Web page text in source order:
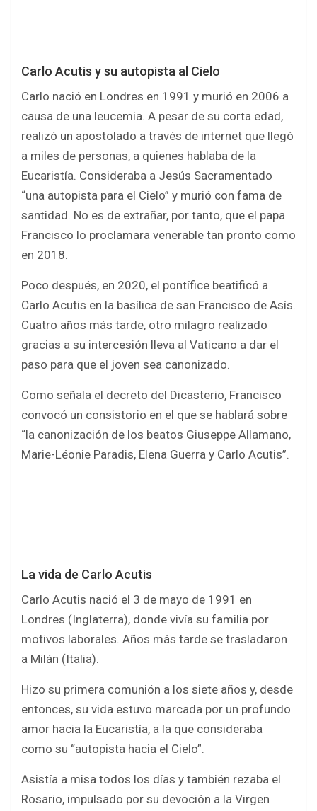
Carlo Acutis y su autopista al Cielo
Carlo nació en Londres en 1991 y murió en 2006 a
causa de una leucemia. A pesar de su corta edad,
realizó un apostolado a través de internet que llegó
a miles de personas, a quienes hablaba de la
Eucaristía. Consideraba a Jesús Sacramentado
“una autopista para el Cielo” y murió con fama de
santidad. No es de extrañar, por tanto, que el papa
Francisco lo proclamara venerable tan pronto como
en 2018.
Poco después, en 2020, el pontífice beatificó a
Carlo Acutis en la basílica de san Francisco de Asís.
Cuatro años más tarde, otro milagro realizado
gracias a su intercesión lleva al Vaticano a dar el
paso para que el joven sea canonizado.
Como señala el decreto del Dicasterio, Francisco
convocó un consistorio en el que se hablará sobre
“la canonización de los beatos Giuseppe Allamano,
Marie-Léonie Paradis, Elena Guerra y Carlo Acutis”.
La vida de Carlo Acutis
Carlo Acutis nació el 3 de mayo de 1991 en
Londres (Inglaterra), donde vivía su familia por
motivos laborales. Años más tarde se trasladaron
a Milán (Italia).
Hizo su primera comunión a los siete años y, desde
entonces, su vida estuvo marcada por un profundo
amor hacia la Eucaristía, a la que consideraba
como su “autopista hacia el Cielo”.
Asistía a misa todos los días y también rezaba el
Rosario, impulsado por su devoción a la Virgen